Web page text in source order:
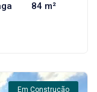
84 m²
Em Construção